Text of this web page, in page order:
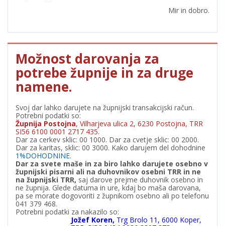
Mir in dobro.
Možnost darovanja za
potrebe župnije in za druge
namene.
Svoj dar lahko darujete na župnijski transakcijski račun.
Potrebni podatki so:
Župnija Postojna, Vilharjeva ulica 2, 6230 Postojna, TRR
SI56 6100 0001 2717 435.
Dar za cerkev sklic: 00 1000. Dar za cvetje sklic: 00 2000.
Dar za karitas, sklic: 00 3000. Kako darujem del dohodnine
1%DOHODNINE.
Dar za svete maše in za biro lahko darujete osebno v
župnijski pisarni ali na duhovnikov osebni TRR in ne
na župnijski TRR, saj darove prejme duhovnik osebno in
ne župnija. Glede datuma in ure, kdaj bo maša darovana,
pa se morate dogovoriti z župnikom osebno ali po telefonu
041 379 468.
Potrebni podatki za nakazilo so:
Jožef Koren, Trg Brolo 11, 6000 Koper,